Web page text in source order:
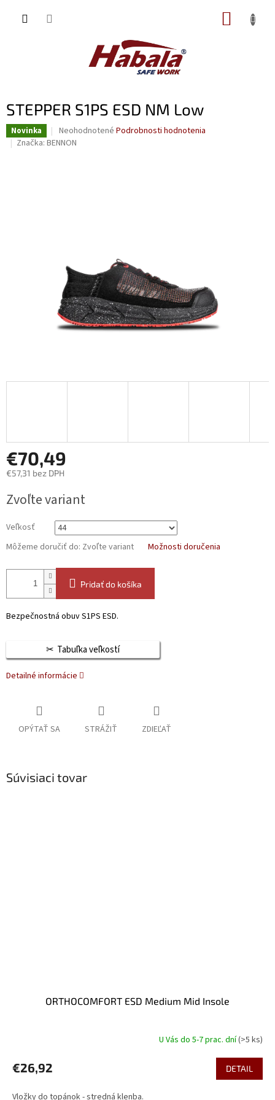
STEPPER S1PS ESD NM Low
Novinka
Priemerné
hodnotenie
Neohodnotené Podrobnosti hodnotenia
Značka: BENNON
€70,49
€57,31 bez DPH
cena:
Zvoľte variant
Veľkosť
Môžeme doručiť do: Zvoľte variant Možnosti doručenia
Pridať do košíka
Bezpečnostná obuv S1PS ESD.
Tabuľka veľkostí
Detailné informácie
OPÝTAŤ SA STRÁŽIŤ ZDIEĽAŤ
Súvisiaci tovar
ORTHOCOMFORT ESD Medium Mid Insole
U Vás do 5-7 prac. dní(>5 ks)
€26,92 DETAIL
Vložky do topánok - stredná klenba.